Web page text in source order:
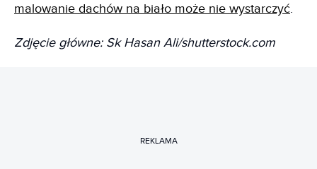
malowanie dachów na biało może nie wystarczyć.
Zdjęcie główne: Sk Hasan Ali/shutterstock.com
REKLAMA